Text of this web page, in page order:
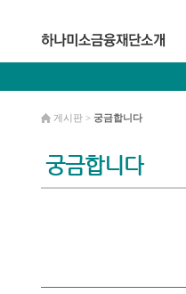
궁금합니다
게시판 > 궁금합니다